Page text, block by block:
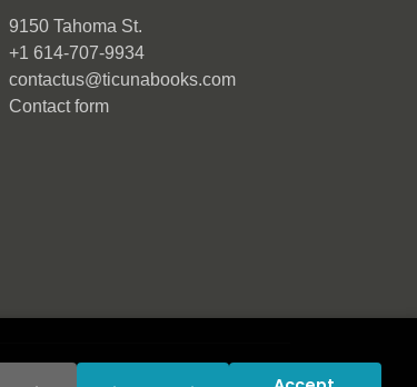
9150 Tahoma St.
+1 614-707-9934
contactus@ticunabooks.com
Contact form